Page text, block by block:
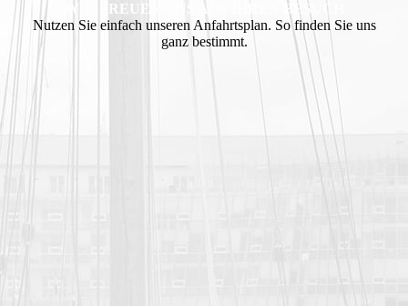
WIR FREUEN UNS AUF IHREN BESUCH
Nutzen Sie einfach unseren Anfahrtsplan. So finden Sie uns
ganz bestimmt.